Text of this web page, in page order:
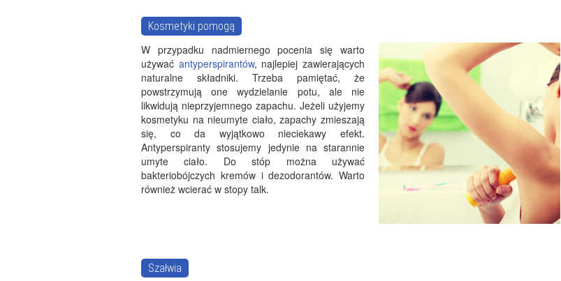
Kosmetyki pomogą
W przypadku nadmiernego pocenia się warto
używać antyperspirantów, najlepiej zawierających
naturalne składniki. Trzeba pamiętać, że
powstrzymują one wydzielanie potu, ale nie
likwidują nieprzyjemnego zapachu. Jeżeli użyjemy
kosmetyku na nieumyte ciało, zapachy zmieszają
się, co da wyjątkowo nieciekawy efekt.
Antyperspiranty stosujemy jedynie na starannie
umyte ciało. Do stóp można używać
bakteriobójczych kremów i dezodorantów. Warto
również wcierać w stopy talk.
Szałwia